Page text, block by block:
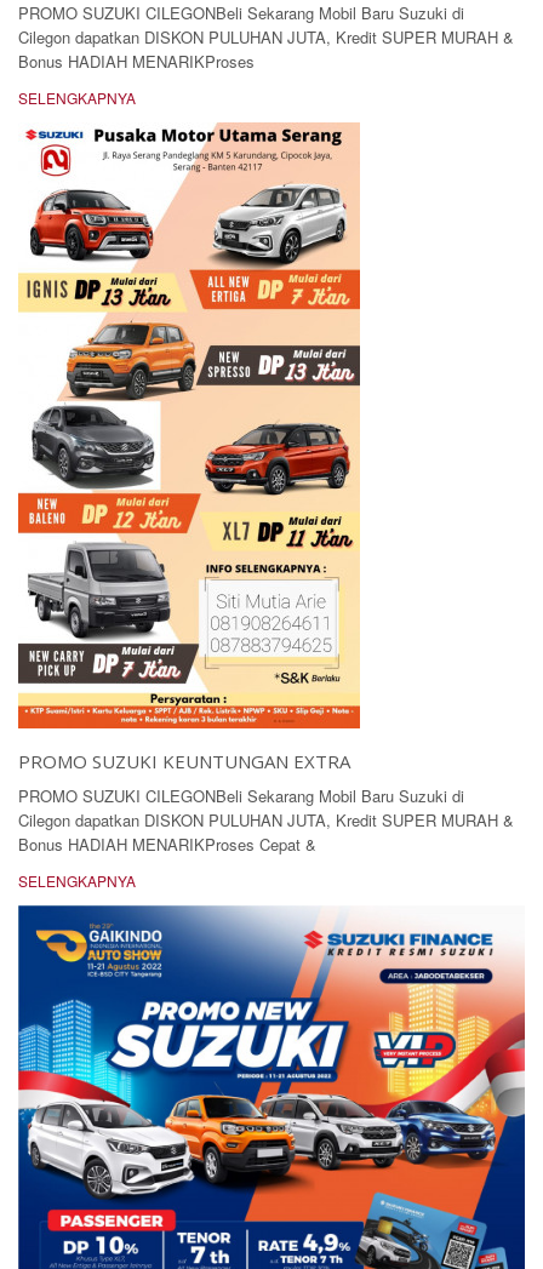
PROMO SUZUKI CILEGONBeli Sekarang Mobil Baru Suzuki di
Cilegon dapatkan DISKON PULUHAN JUTA, Kredit SUPER MURAH &
Bonus HADIAH MENARIKProses
SELENGKAPNYA
PROMO SUZUKI KEUNTUNGAN EXTRA
PROMO SUZUKI CILEGONBeli Sekarang Mobil Baru Suzuki di
Cilegon dapatkan DISKON PULUHAN JUTA, Kredit SUPER MURAH &
Bonus HADIAH MENARIKProses Cepat &
SELENGKAPNYA